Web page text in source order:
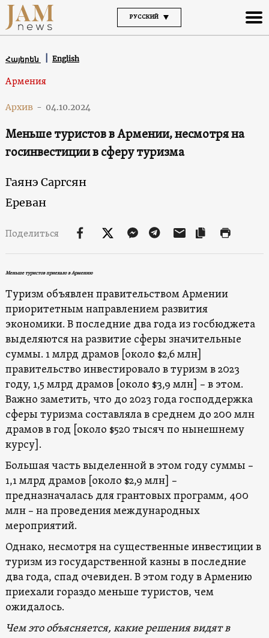
РУССКИЙ
Հայերեն English
Армения
Архив - 04.10.2024
Меньше туристов в Армении, несмотря на
госинвестиции в сферу туризма
Гаянэ Саргсян
Ереван
Поделиться
Меньше туристов приехало в Армению
Туризм объявлен правительством Армении
приоритетным направлением развития
экономики. В последние два года из госбюджета
выделяются на развитие сферы значительные
суммы. 1 млрд драмов [около $2,6 млн]
правительство инвестировало в туризм в 2023
году, 1,5 млрд драмов [около $3,9 млн] – в этом.
Важно заметить, что до 2023 года господдержка
сферы туризма составляла в среднем до 200 млн
драмов в год [около $520 тысяч по нынешнему
курсу].
Большая часть выделенной в этом году суммы –
1,1 млрд драмов [около $2,9 млн] –
предназначалась для грантовых программ, 400
млн – на проведения международных
мероприятий.
Однако, несмотря на существенные инвестиции в
туризм из государственной казны в последние
два года, спад очевиден. В этом году в Армению
приехали гораздо меньше туристов, чем
ожидалось.
Чем это объясняется, какие решения видят в